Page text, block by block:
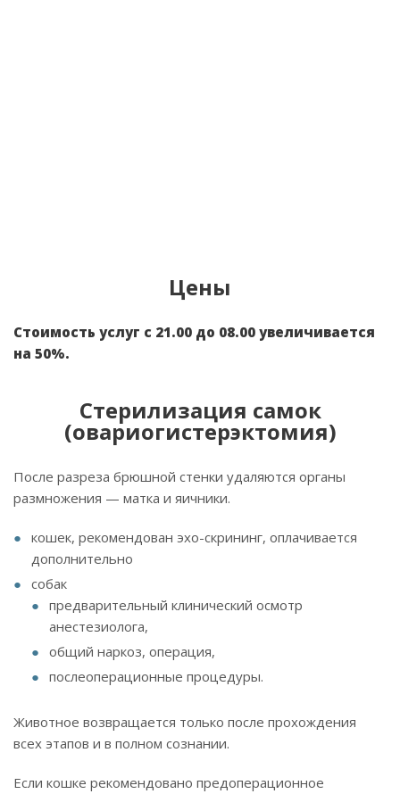
Цены
Стоимость услуг с 21.00 до 08.00 увеличивается
на 50%.
Стерилизация самок
(овариогистерэктомия)
После разреза брюшной стенки удаляются органы
размножения — матка и яичники.
кошек, рекомендован эхо-скрининг, оплачивается
дополнительно
собак
предварительный клинический осмотр
анестезиолога,
общий наркоз, операция,
послеоперационные процедуры.
Животное возвращается только после прохождения
всех этапов и в полном сознании.
Если кошке рекомендовано предоперационное